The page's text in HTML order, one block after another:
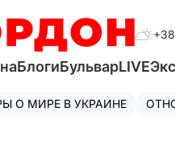
БлогиБульварLIVE
О МИРЕ В УКРАИНЕ